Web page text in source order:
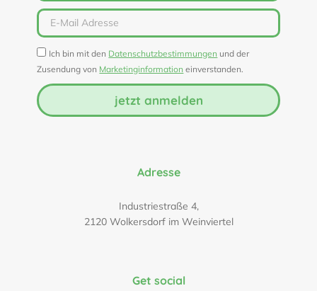
Ich bin mit den Datenschutzbestimmungen und der
Zusendung von Marketinginformation einverstanden.
jetzt anmelden
Adresse
Industriestraße 4,
2120 Wolkersdorf im Weinviertel
Get social